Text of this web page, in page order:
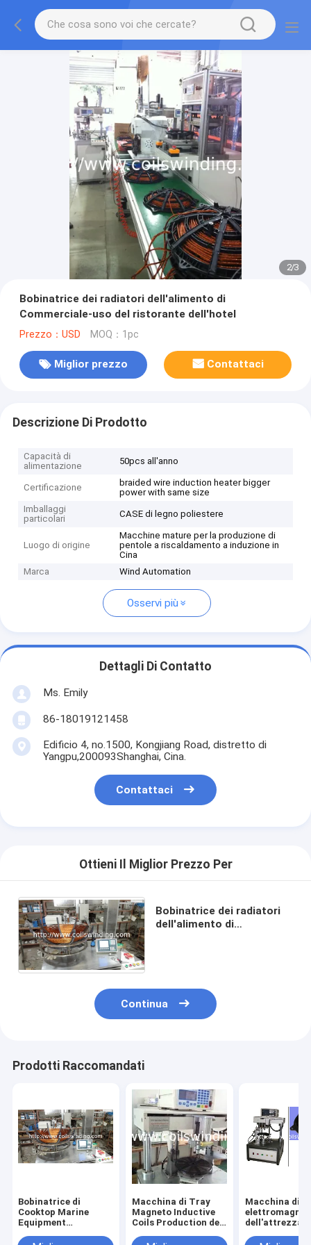
2/3
Bobinatrice dei radiatori dell'alimento di
Commerciale-uso del ristorante dell'hotel
Prezzo：USD MOQ：1pc
Miglior prezzo Contattaci
Descrizione Di Prodotto
Capacità di
alimentazione
50pcs all'anno
Certificazione
braided wire induction heater bigger
power with same size
Imballaggi
particolari
CASE di legno poliestere
Luogo di origine
Macchine mature per la produzione di
pentole a riscaldamento a induzione in
Cina
Marca
Wind Automation
Osservi più
Dettagli Di Contatto
Ms. Emily
86-18019121458
Edificio 4, no.1500, Kongjiang Road, distretto di
Yangpu,200093Shanghai, Cina.
Contattaci
Ottieni Il Miglior Prezzo Per
Bobinatrice dei radiatori
dell'alimento di
Continua
Prodotti Raccomandati
Bobinatrice di
Cooktop Marine
Equipment
Macchina di Tray
Magneto Inductive
Coils Production del
Macchina di